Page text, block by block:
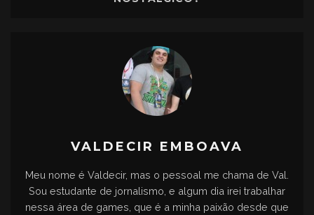
VALDECIR EMBOAVA
Meu nome é Valdecir, mas o pessoal me chama de Val.
Sou estudante de jornalismo, e algum dia irei trabalhar
nessa área de games, que é a minha paixão desde que